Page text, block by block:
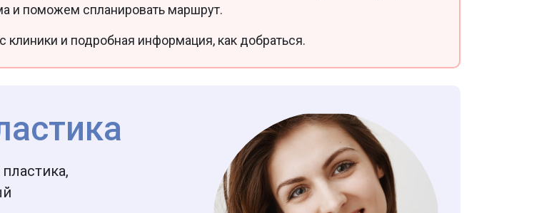
и поможем спланировать маршрут.
клиники и подробная информация, как добраться.